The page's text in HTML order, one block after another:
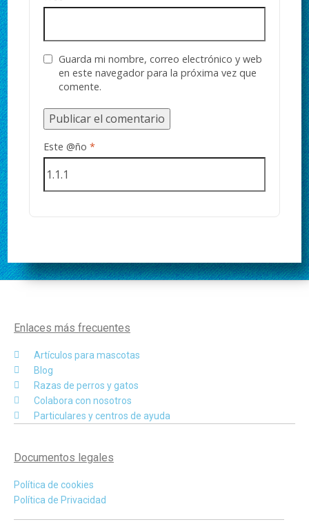
Guarda mi nombre, correo electrónico y web
en este navegador para la próxima vez que
comente.
Este @ño*
Enlaces más frecuentes
Artículos para mascotas
Blog
Razas de perros y gatos
Colabora con nosotros
Particulares y centros de ayuda
Documentos legales
Política de cookies
Política de Privacidad